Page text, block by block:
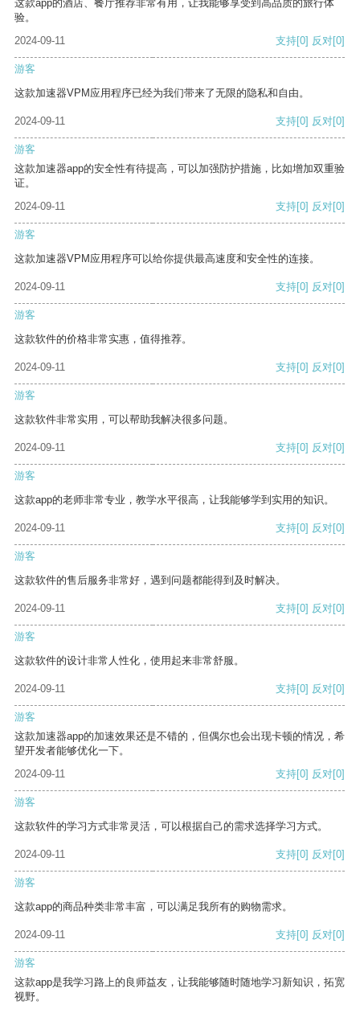
这款app的酒店、餐厅推荐非常有用，让我能够享受到高品质的旅行体
验。
2024-09-11
支持[0] 反对[0]
游客
这款加速器VPM应用程序已经为我们带来了无限的隐私和自由。
2024-09-11 支持[0] 反对[0]
游客
这款加速器app的安全性有待提高，可以加强防护措施，比如增加双重验
证。
2024-09-11
支持[0] 反对[0]
游客
这款加速器VPM应用程序可以给你提供最高速度和安全性的连接。
2024-09-11 支持[0] 反对[0]
游客
这款软件的价格非常实惠，值得推荐。
2024-09-11 支持[0] 反对[0]
游客
这款软件非常实用，可以帮助我解决很多问题。
2024-09-11 支持[0] 反对[0]
游客
这款app的老师非常专业，教学水平很高，让我能够学到实用的知识。
2024-09-11 支持[0] 反对[0]
游客
这款软件的售后服务非常好，遇到问题都能得到及时解决。
2024-09-11 支持[0] 反对[0]
游客
这款软件的设计非常人性化，使用起来非常舒服。
2024-09-11 支持[0] 反对[0]
游客
这款加速器app的加速效果还是不错的，但偶尔也会出现卡顿的情况，希
望开发者能够优化一下。
2024-09-11
支持[0] 反对[0]
游客
这款软件的学习方式非常灵活，可以根据自己的需求选择学习方式。
2024-09-11 支持[0] 反对[0]
游客
这款app的商品种类非常丰富，可以满足我所有的购物需求。
2024-09-11 支持[0] 反对[0]
游客
这款app是我学习路上的良师益友，让我能够随时随地学习新知识，拓宽
视野。